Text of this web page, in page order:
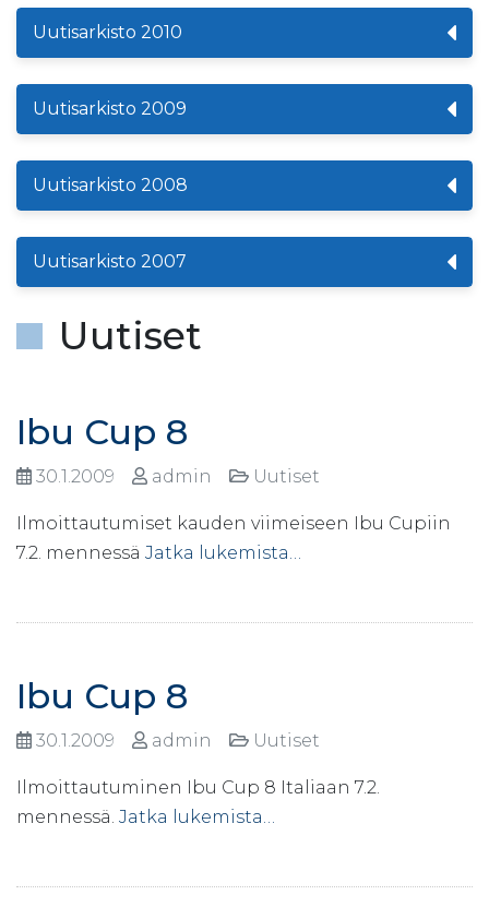
Uutisarkisto 2010
Uutisarkisto 2009
Uutisarkisto 2008
Uutisarkisto 2007
Uutiset
Ibu Cup 8
30.1.2009 admin Uutiset
Ilmoittautumiset kauden viimeiseen Ibu Cupiin
7.2. mennessä Jatka lukemista…
Ibu Cup 8
30.1.2009 admin Uutiset
Ilmoittautuminen Ibu Cup 8 Italiaan 7.2.
mennessä. Jatka lukemista…